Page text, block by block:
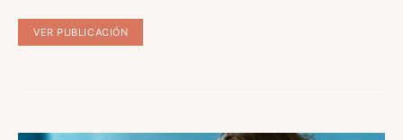
VER PUBLICACIÓN